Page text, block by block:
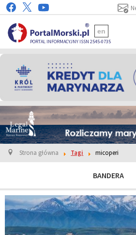
PORTAL INFORMACYJNY ISSN 2545-0735
en
Strona główna Tagi micoperi
BANDERA